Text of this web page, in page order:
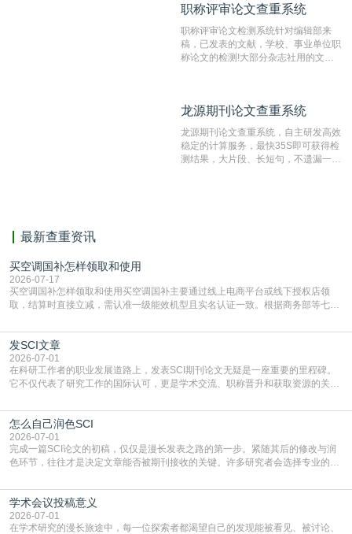
检测速度快、精度高，市场反映良好。
职称评审论文查重系统
职称评审论文检测系统针对编辑部来
稿，已发表的文献，学校、事业单位职
称论文的检测!大部分杂志社用的文献
编辑部检测来稿和已发表的文献,检测
测时注意填写第一作者,才能排除已发
表文献复制比。（限制字符数1万）
龙源期刊论文查重系统
龙源期刊论文查重系统，自主研发高效
稳定的计算服务，最快35S即可获得检
测结果，大片段、长短句，不遗漏一处
最新查重资讯
买空调国补怎样领取和使用
2026-07-17
买空调国补怎样领取和使用买空调国补主要通过线上电商平台或线下授权店领
取，结算时直接立减‌，需认准一级能效机型且实名认证一致。根据商务部等七部
能领到补贴首选‌京东APP‌搜索专属口令(如【家电补贴1637】、【国补立省
4949】等，口令会随活动更新，以页面显示为准)进入补贴专场。淘宝/天猫也可
复制粘贴【8$FKFGgJq
发SCI文章
2026-07-01
在科研工作者的职业发展道路上，发表SCI期刊论文无疑是一座重要的里程碑。
它不仅代表了研究工作的国际认可，更是学术交流、职称晋升和获取资源的关键
战与困惑。从选题立意到投稿回应，每一步都需要精心的策略与扎实的工作。本
篇AEIC学术交流中心小编就为大家介绍“发SCI文章”。一、精准定位是成功的第
一步发表SCI文章，首要解决的问题是“投
怎么自己润色SCI
2026-07-01
完成一篇SCI论文的初稿，仅仅是漫长发表之路的第一步。紧随其后的修改与润
色环节，往往才是决定文章能否被期刊接收的关键。许多研究者会选择专业的语
质量，更能在此过程中深化对学术写作的理解。如何系统、高效地打磨自己的论
文，使其在语言和学术表达上更符合国际期刊的要求，是每位研究者值得投入学
习的技能。本篇AEIC学术交流中心小编就为大家介
学术会议投稿意义
2026-07-01
在学术研究的漫长旅途中，每一位探索者都渴望自己的发现能被看见、被讨论、